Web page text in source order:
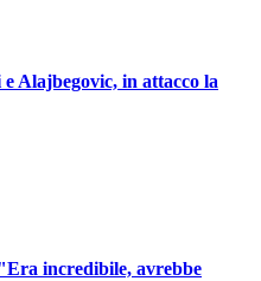
Alajbegovic, in attacco la
incredibile, avrebbe